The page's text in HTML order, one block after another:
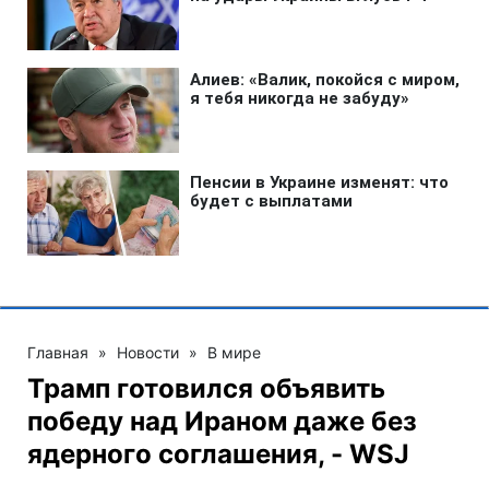
Главная » Новости » В мире
Трамп готовился объявить
победу над Ираном даже без
ядерного соглашения, - WSJ